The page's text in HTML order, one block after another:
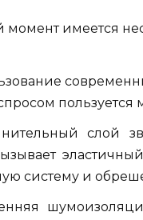
момент имеется
слой
систему и